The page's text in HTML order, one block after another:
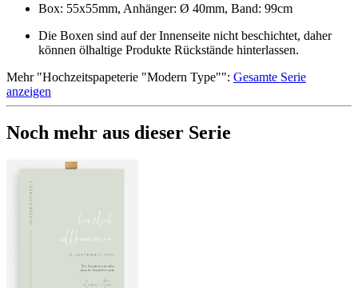
Box: 55x55mm, Anhänger: Ø 40mm, Band: 99cm
Die Boxen sind auf der Innenseite nicht beschichtet, daher
können ölhaltige Produkte Rückstände hinterlassen.
Mehr"Hochzeitspapeterie "Modern Type"": Gesamte Serie
anzeigen
Noch mehr aus dieser Serie